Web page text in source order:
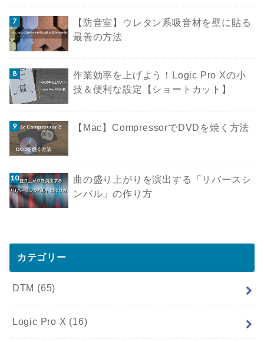
【防音室】ウレタン系吸音材を壁に貼る
最善の方法
作業効率を上げよう！Logic Pro Xの小
技＆便利な設定【ショートカット】
【Mac】CompressorでDVDを焼く方法
曲の盛り上がりを演出する「リバースシ
ンバル」の作り方
カテゴリー
DTM (65)
Logic Pro X (16)